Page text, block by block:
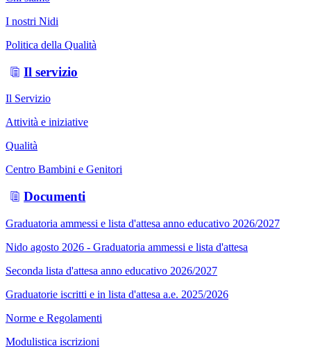
I nostri Nidi
Politica della Qualità
Il servizio
Il Servizio
Attività e iniziative
Qualità
Centro Bambini e Genitori
Documenti
Graduatoria ammessi e lista d'attesa anno educativo 2026/2027
Nido agosto 2026 - Graduatoria ammessi e lista d'attesa
Seconda lista d'attesa anno educativo 2026/2027
Graduatorie iscritti e in lista d'attesa a.e. 2025/2026
Norme e Regolamenti
Modulistica iscrizioni